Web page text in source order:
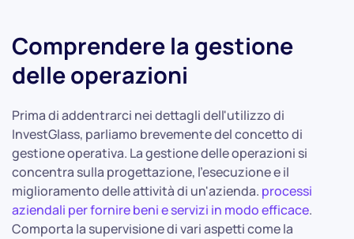
Comprendere la gestione
delle operazioni
Prima di addentrarci nei dettagli dell'utilizzo di
InvestGlass, parliamo brevemente del concetto di
gestione operativa. La gestione delle operazioni si
concentra sulla progettazione, l'esecuzione e il
miglioramento delle attività di un'azienda. processi
aziendali per fornire beni e servizi in modo efficace.
Comporta la supervisione di vari aspetti come la